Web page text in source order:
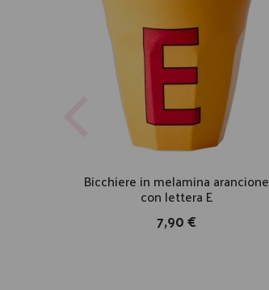
Bicchiere in melamina arancione
con lettera E
7,90 €